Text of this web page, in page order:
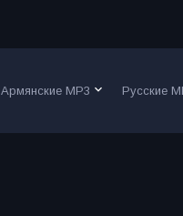
Армянские MP3 keyboard_arrow_down Русские